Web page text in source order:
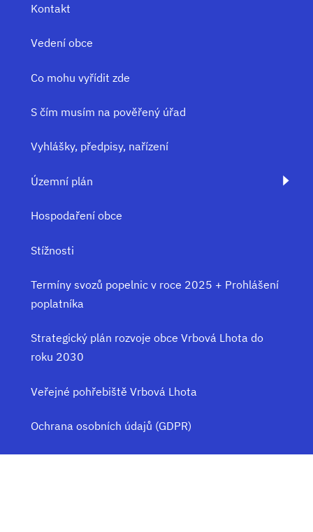
Kontakt
Vedení obce
Co mohu vyřídit zde
S čím musím na pověřený úřad
Vyhlášky, předpisy, nařízení
Územní plán
Hospodaření obce
Stížnosti
Termíny svozů popelnic v roce 2025 + Prohlášení
poplatníka
Strategický plán rozvoje obce Vrbová Lhota do
roku 2030
Veřejné pohřebiště Vrbová Lhota
Ochrana osobních údajů (GDPR)